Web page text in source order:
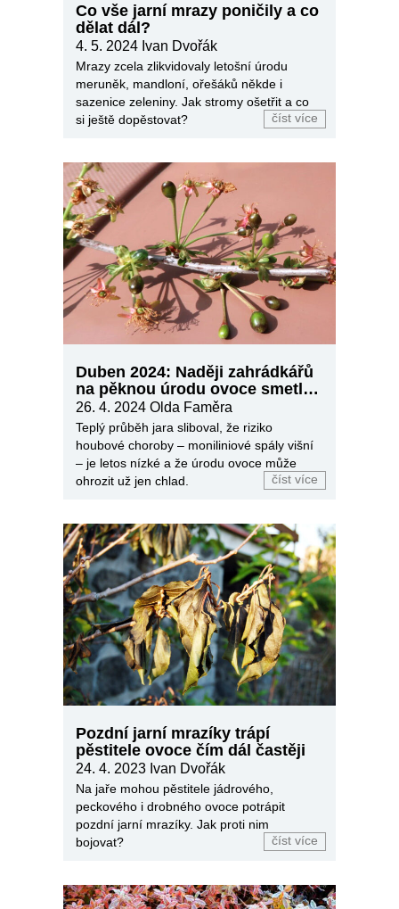
Co vše jarní mrazy poničily a co
dělat dál?
4. 5. 2024 Ivan Dvořák
Mrazy zcela zlikvidovaly letošní úrodu
meruněk, mandloní, ořešáků někde i
sazenice zeleniny. Jak stromy ošetřit a co
si ještě dopěstovat?
číst více
Duben 2024: Naději zahrádkářů
na pěknou úrodu ovoce smetl
mráz
26. 4. 2024 Olda Faměra
Teplý průběh jara sliboval, že riziko
houbové choroby – moniliniové spály višní
– je letos nízké a že úrodu ovoce může
ohrozit už jen chlad.
číst více
Pozdní jarní mrazíky trápí
pěstitele ovoce čím dál častěji
24. 4. 2023 Ivan Dvořák
Na jaře mohou pěstitele jádrového,
peckového i drobného ovoce potrápit
pozdní jarní mrazíky. Jak proti nim
bojovat?
číst více